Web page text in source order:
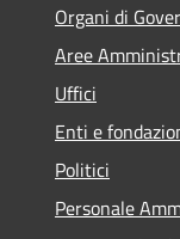
Organi di
Aree
Uffici
Enti e
Politici
Personale